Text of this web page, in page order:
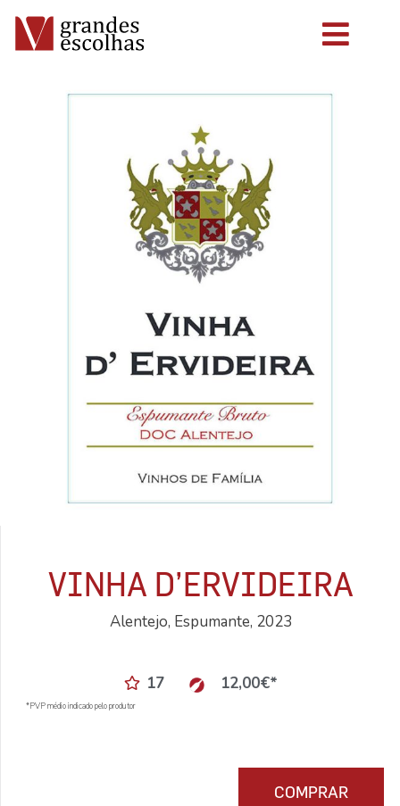
VINHA D’ERVIDEIRA
Alentejo, Espumante, 2023
17 12,00€*
*PVP médio indicado pelo produtor
COMPRAR